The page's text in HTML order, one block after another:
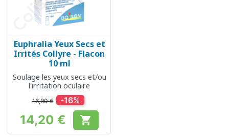
Euphralia Yeux Secs et
Irrités Collyre - Flacon
10 ml
Soulage les yeux secs et/ou
l'irritation oculaire
16,90 € -16%
Prix
14,20 € 